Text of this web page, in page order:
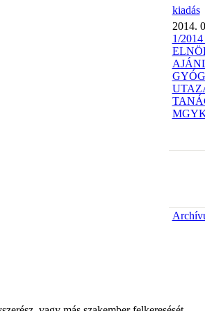
kiadás
2014.
1/